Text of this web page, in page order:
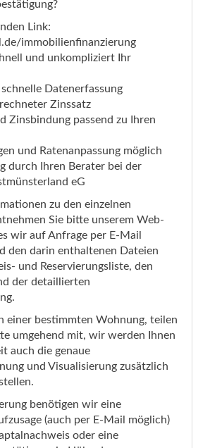
Link:
immobilienfinanzierung
und unkompliziert Ihr
Datenerfassung
Zinssatz
Zinsbindung passend zu Ihren
und Ratenanpassung möglich
durch Ihren Berater bei der
eG
zu den einzelnen
Sie bitte unserem Web-
wir auf Anfrage per E-Mail
den darin enthaltenen Dateien
und Reservierungsliste, den
der detaillierten
einer bestimmten Wohnung, teilen
umgehend mit, wir werden Ihnen
auch die genaue
und Visualisierung zusätzlich
benötigen wir eine
(auch per E-Mail möglich)
oder eine